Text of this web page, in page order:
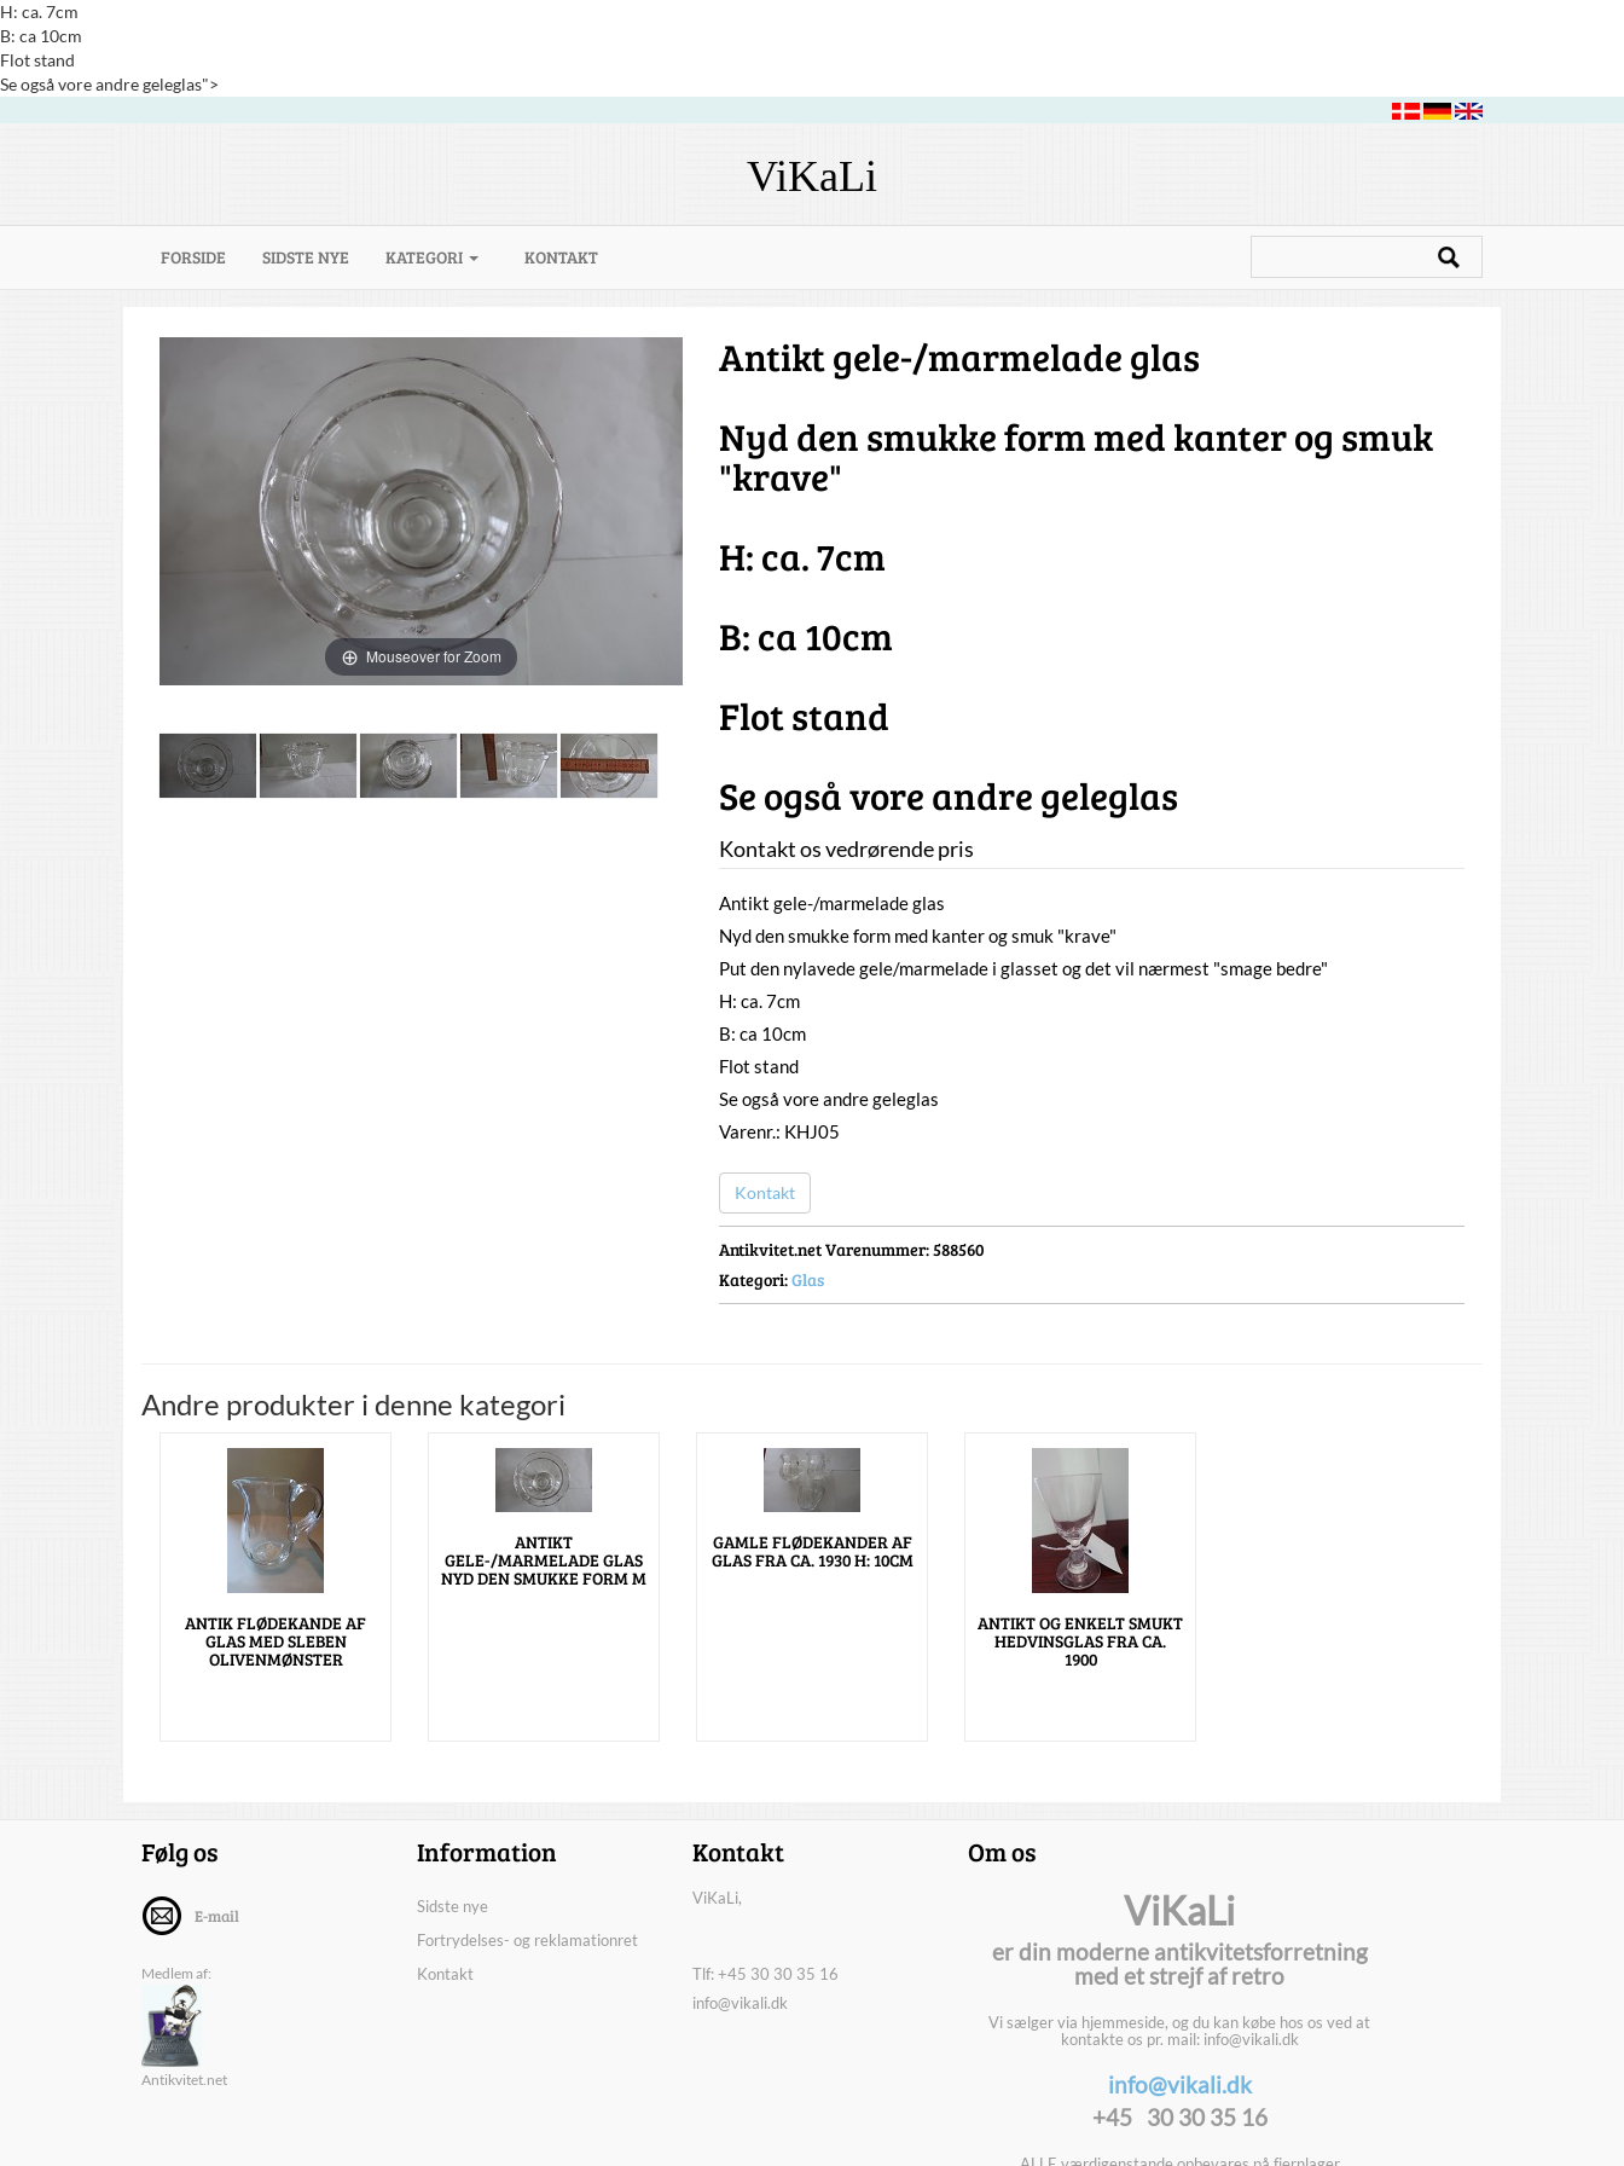
H: ca. 7cm
B: ca 10cm
Flot stand
Se også vore andre geleglas">
ViKaLi
FORSIDE (CURRENT)
SIDSTE NYE KATEGORI KONTAKT
Mouseover for Zoom
Antikt gele-/marmelade glas
Nyd den smukke form med kanter og smuk
"krave"
H: ca. 7cm
B: ca 10cm
Flot stand
Se også vore andre geleglas
Kontakt os vedrørende pris
Antikt gele-/marmelade glas
Nyd den smukke form med kanter og smuk "krave"
Put den nylavede gele/marmelade i glasset og det vil nærmest "smage bedre"
H: ca. 7cm
B: ca 10cm
Flot stand
Se også vore andre geleglas
Varenr.: KHJ05
Kontakt
Antikvitet.net Varenummer: 588560
Kategori:Glas
Andre produkter i denne kategori
ANTIK FLØDEKANDE AF
GLAS MED SLEBEN
OLIVENMØNSTER
ANTIKT
GELE-/MARMELADE GLAS
NYD DEN SMUKKE FORM M
GAMLE FLØDEKANDER AF
GLAS FRA CA. 1930 H: 10CM
ANTIKT OG ENKELT SMUKT
HEDVINSGLAS FRA CA.
1900
Følg os
E-mail
Medlem af:
Antikvitet.net
Information
Sidste nye
Fortrydelses- og reklamationret
Kontakt
Kontakt
ViKaLi,
Tlf: +45 30 30 35 16
info@vikali.dk
Om os
ViKaLi
er din moderne antikvitetsforretning
med et strejf af retro
Vi sælger via hjemmeside, og du kan købe hos os ved at
kontakte os pr. mail: info@vikali.dk
info@vikali.dk
+45 30 30 35 16